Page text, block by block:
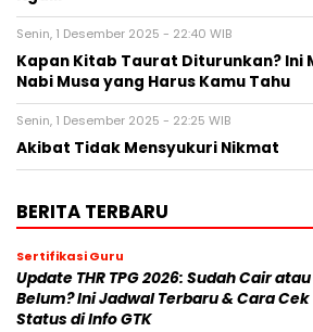
Senin, 1 Desember 2025 - 22:40 WIB
Kapan Kitab Taurat Diturunkan? Ini
Nabi Musa yang Harus Kamu Tahu
Senin, 1 Desember 2025 - 22:25 WIB
Akibat Tidak Mensyukuri Nikmat
BERITA TERBARU
Sertifikasi Guru
Update THR TPG 2026: Sudah Cair atau
Belum? Ini Jadwal Terbaru & Cara Cek
Status di Info GTK